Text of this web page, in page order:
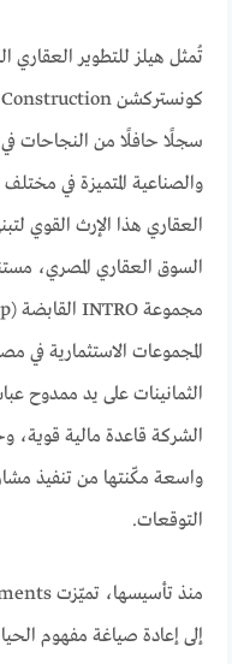
تُمثل هيلز للتطوير العقاري
سجلًا حافلًا من النجاحات في
والصناعية المتميزة في
العقاري هذا الإرث القوي
السوق العقاري المصري،
المجموعات الاستثمارية
الثمانينات على يد ممدوح
الشركة قاعدة مالية قوية،
واسعة مكّنتها من تنفيذ
التوقعات.
إلى إعادة صياغة مفهوم